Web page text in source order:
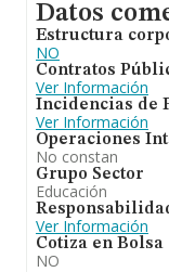
Datos
Estructura
NO
Contratos
Ver Información
Incidencias de
Ver Información
Operaciones
No constan
Grupo Sector
Educación
Ver Información
Cotiza en Bolsa
NO